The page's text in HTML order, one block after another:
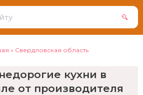
» Свердловская область
кухни в
от производителя